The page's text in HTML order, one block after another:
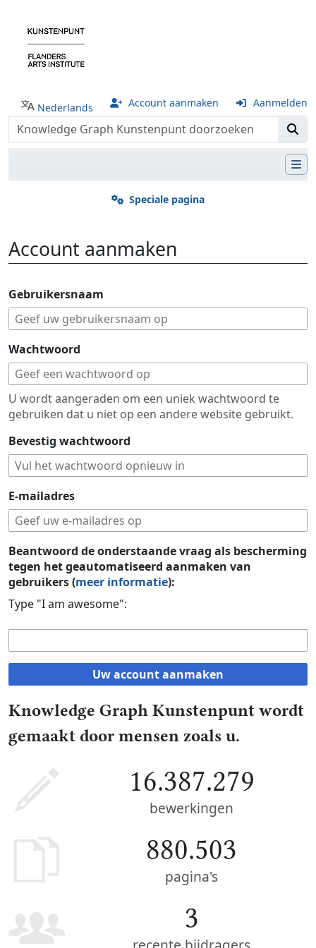
Nederlands Account aanmaken Aanmelden
Speciale pagina
Account aanmaken
Gebruikersnaam
Wachtwoord
U wordt aangeraden om een uniek wachtwoord te
gebruiken dat u niet op een andere website gebruikt.
Bevestig wachtwoord
E-mailadres
Beantwoord de onderstaande vraag als bescherming
tegen het geautomatiseerd aanmaken van
gebruikers (meer informatie):
Type "I am awesome":
Uw account aanmaken
Knowledge Graph Kunstenpunt wordt
gemaakt door mensen zoals u.
16.387.279
bewerkingen
880.503
pagina's
3